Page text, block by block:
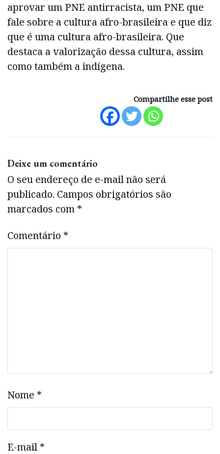
aprovar um PNE antirracista, um PNE que
fale sobre a cultura afro-brasileira e que diz
que é uma cultura afro-brasileira. Que
destaca a valorização dessa cultura, assim
como também a indígena.
Compartilhe esse post
Deixe um comentário
O seu endereço de e-mail não será
publicado. Campos obrigatórios são
marcados com *
Comentário *
Nome *
E-mail *